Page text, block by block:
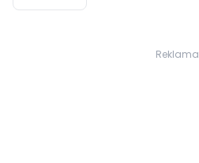
Reklama